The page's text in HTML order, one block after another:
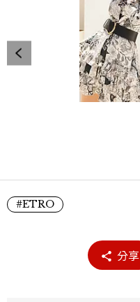
#ETRO
分享